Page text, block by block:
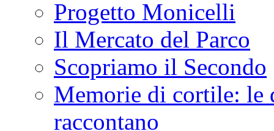
Progetto Monicelli
Il Mercato del Parco
Scopriamo il Secondo
Memorie di cortile: le
raccontano